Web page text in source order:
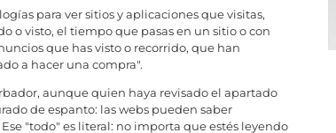
para ver sitios y aplicaciones que visitas,
o visto, el tiempo que pasas en un sitio o con
que has visto o recorrido, que han
a hacer una compra".
aunque quien haya revisado el apartado
de espanto: las webs pueden saber
"todo" es literal: no importa que estés leyendo